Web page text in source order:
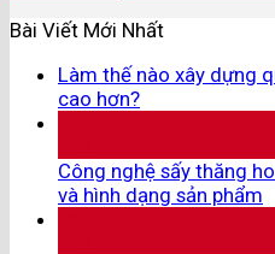
Bài Viết Mới Nhất
Làm thế nào xây dựng
cao hơn?
Công nghệ sấy thăng
và hình dạng sản phẩm